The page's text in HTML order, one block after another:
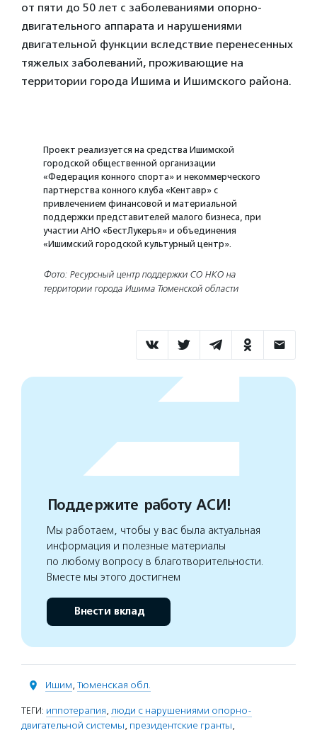
от пяти до 50 лет с заболеваниями опорно-
двигательного аппарата и нарушениями
двигательной функции вследствие перенесенных
тяжелых заболеваний, проживающие на
территории города Ишима и Ишимского района.
Проект реализуется на средства Ишимской
городской общественной организации
«Федерация конного спорта» и некоммерческого
партнерства конного клуба «Кентавр» с
привлечением финансовой и материальной
поддержки представителей малого бизнеса, при
участии АНО «БестЛукерья» и объединения
«Ишимский городской культурный центр».
Фото: Ресурсный центр поддержки СО НКО на
территории города Ишима Тюменской области
Поддержите работу АСИ!
Мы работаем, чтобы у вас была актуальная
информация и полезные материалы
по любому вопросу в благотворительности.
Вместе мы этого достигнем
Внести вклад
Ишим, Тюменская обл.
ТЕГИ: иппотерапия, люди с нарушениями опорно-
двигательной системы, президентские гранты,